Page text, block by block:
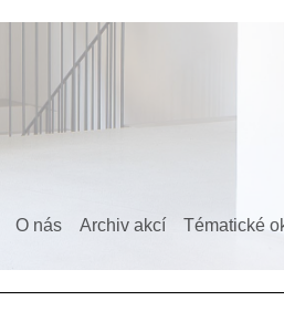
O nás Archiv akcí Tématické